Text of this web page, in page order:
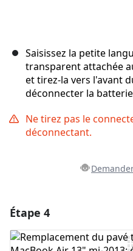
Saisissez la petite
transparent attachée
et tirez-la vers l'avant
déconnecter la
Ne tirez pas le
déconnectant.
Ajouter un
Étape 4